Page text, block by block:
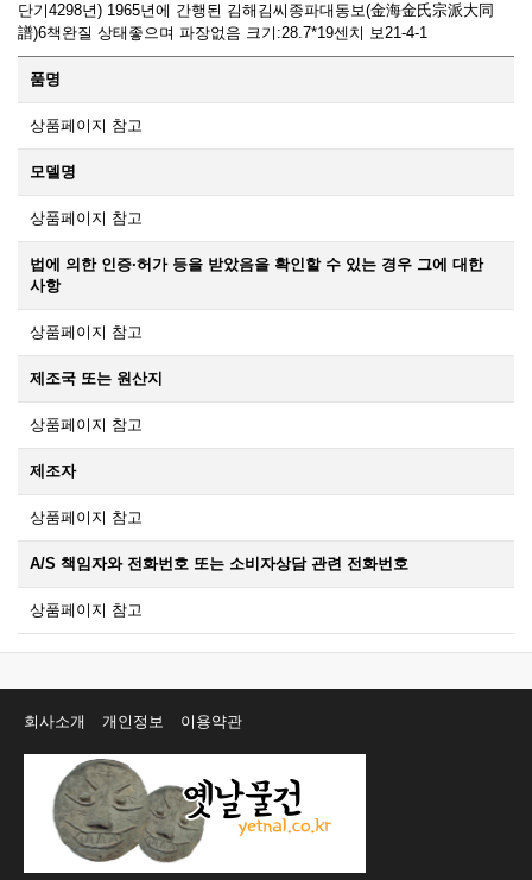
단기4298년) 1965년에 간행된 김해김씨종파대동보(金海金氏宗派大同
譜)6책완질 상태좋으며 파장없음 크기:28.7*19센치 보21-4-1
품명
상품페이지 참고
모델명
상품페이지 참고
법에 의한 인증·허가 등을 받았음을 확인할 수 있는 경우 그에 대한
사항
상품페이지 참고
제조국 또는 원산지
상품페이지 참고
제조자
상품페이지 참고
A/S 책임자와 전화번호 또는 소비자상담 관련 전화번호
상품페이지 참고
회사소개 개인정보 이용약관